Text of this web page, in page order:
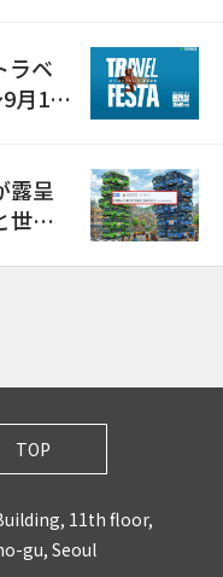
ラベ
月11
露呈
世代
TOP
11th floor,
gu, Seoul